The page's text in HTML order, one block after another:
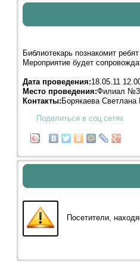
Библиотекарь познакомит
Мероприятие будет
Дата проведения:18.05.11
Место проведения:Филиал №3
Контакты: Борякаева Светлана
Поделиться в соц.сетях
Посетители,